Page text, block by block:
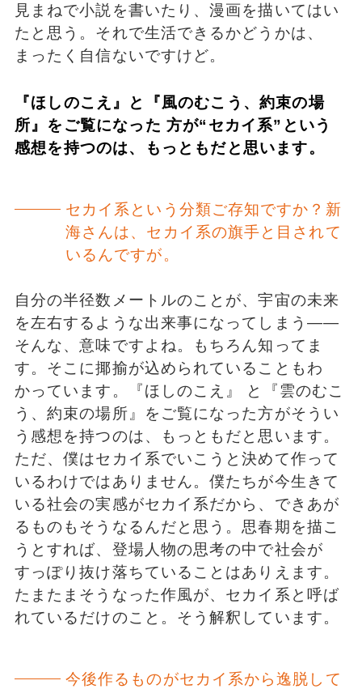
見まねで小説を書いたり、漫画を描いてはい
たと思う。それで生活できるかどうかは、
まったく自信ないですけど。
『ほしのこえ』と『風のむこう、約束の場
所』をご覧になった 方が“セカイ系”という
感想を持つのは、もっともだと思います。
セカイ系という分類ご存知ですか？新
海さんは、セカイ系の旗手と目されて
いるんですが。
自分の半径数メートルのことが、宇宙の未来
を左右するような出来事になってしまう――
そんな、意味ですよね。もちろん知ってま
す。そこに揶揄が込められていることもわ
かっています。『ほしのこえ』 と『雲のむこ
う、約束の場所』をご覧になった方がそうい
う感想を持つのは、もっともだと思います。
ただ、僕はセカイ系でいこうと決めて作って
いるわけではありません。僕たちが今生きて
いる社会の実感がセカイ系だから、できあが
るものもそうなるんだと思う。思春期を描こ
うとすれば、登場人物の思考の中で社会が
すっぽり抜け落ちていることはありえます。
たまたまそうなった作風が、セカイ系と呼ば
れているだけのこと。そう解釈しています。
今後作るものがセカイ系から逸脱して